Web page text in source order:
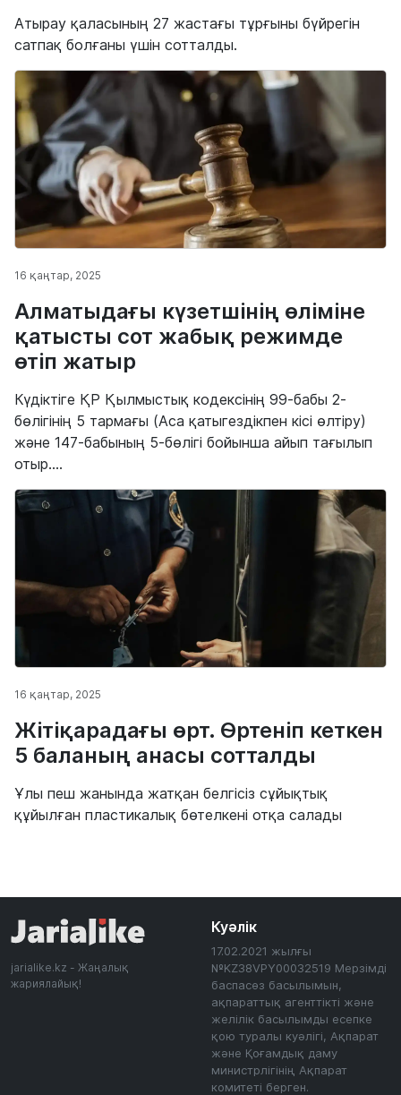
Атырау қаласының 27 жастағы тұрғыны бүйрегін
сатпақ болғаны үшін сотталды.
16 қаңтар, 2025
Алматыдағы күзетшінің өліміне
қатысты сот жабық режимде
өтіп жатыр
Күдіктіге ҚР Қылмыстық кодексінің 99-бабы 2-
бөлігінің 5 тармағы (Аса қатыгездікпен кісі өлтіру)
және 147-бабының 5-бөлігі бойынша айып тағылып
отыр....
16 қаңтар, 2025
Жітіқарадағы өрт. Өртеніп кеткен
5 баланың анасы сотталды
Ұлы пеш жанында жатқан белгісіз сұйықтық
құйылған пластикалық бөтелкені отқа салады
jarialike.kz - Жаңалық
жариялайық!
Куәлік
17.02.2021 жылғы
№KZ38VPY00032519 Мерзімді
баспасөз басылымын,
ақпараттық агенттікті және
желілік басылымды есепке
қою туралы куәлігі, Ақпарат
және Қоғамдық даму
министрлігінің Ақпарат
комитеті берген.